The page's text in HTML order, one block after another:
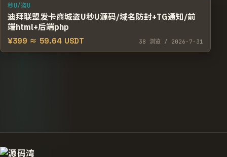
秒U/盗U
迪拜联盟发卡商城盗U秒U源码/域名防封+TG通知/前
端html+后端php
¥399 ≈ 59.64 USDT 38 浏览 / 2026-7-31